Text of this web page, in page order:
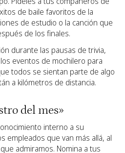
de baile favoritos de la
de estudio o la canción que
de los finales.
durante las pausas de trivia,
eventos de mochilero para
todos se sientan parte de algo
a kilómetros de distancia.
del mes»
interno a su
empleados que van más allá, al
admiramos. Nomina a tus